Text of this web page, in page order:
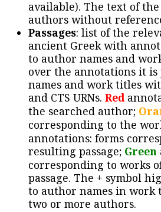
available). The text of the
authors without
Passages: list of the
ancient Greek with
to author names and
over the annotations it
names and work titles
and CTS URNs. Red
the searched author;
corresponding to the
annotations: forms
resulting passage; Green
corresponding to works
passage. The + symbol
to author names in work
two or more authors.